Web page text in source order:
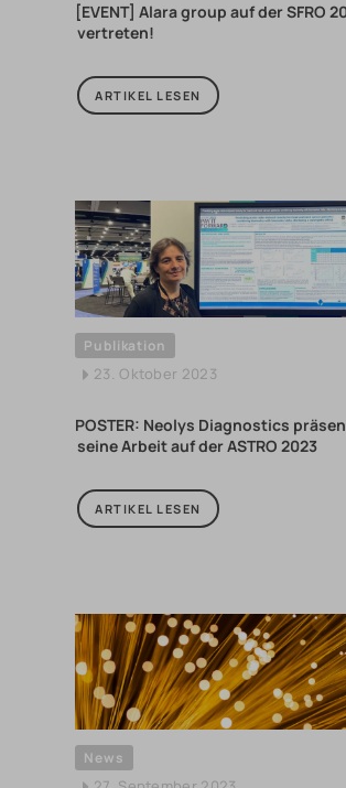
[EVENT] Alara group auf der SFRO
vertreten!
ARTIKEL LESEN
Publikation
23. Oktober 2023
POSTER: Neolys Diagnostics
seine Arbeit auf der ASTRO 2023
ARTIKEL LESEN
News